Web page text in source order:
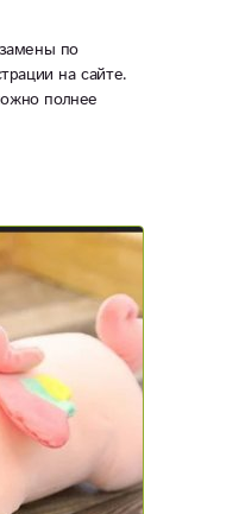
по
на сайте.
полнее